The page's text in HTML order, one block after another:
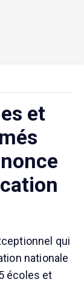
et
qui
nationale
écoles et